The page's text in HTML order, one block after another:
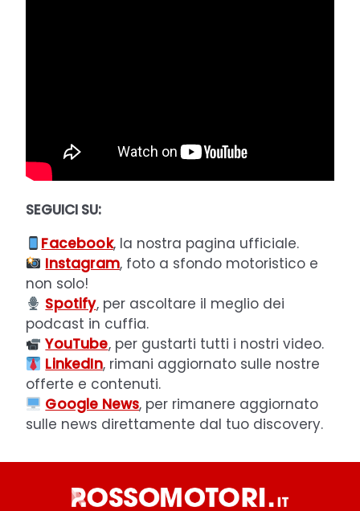
SEGUICI SU:
Facebook, la nostra pagina ufficiale.
Instagram, foto a sfondo motoristico e
non solo!
Spotify, per ascoltare il meglio dei
podcast in cuffia.
YouTube, per gustarti tutti i nostri video.
LinkedIn, rimani aggiornato sulle nostre
offerte e contenuti.
Google News, per rimanere aggiornato
sulle news direttamente dal tuo discovery.